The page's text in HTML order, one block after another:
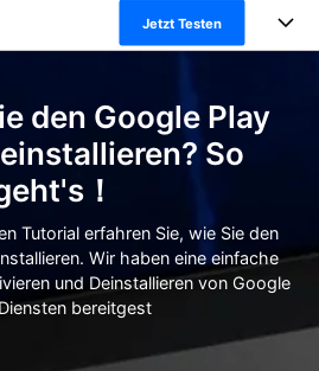
Jetzt Testen
Lösungen
erhalten
Anmelden
den Google Play
So
！
Tutorial erfahren Sie, wie Sie den
Wir haben eine einfache
und Deinstallieren von Google
bereitgest